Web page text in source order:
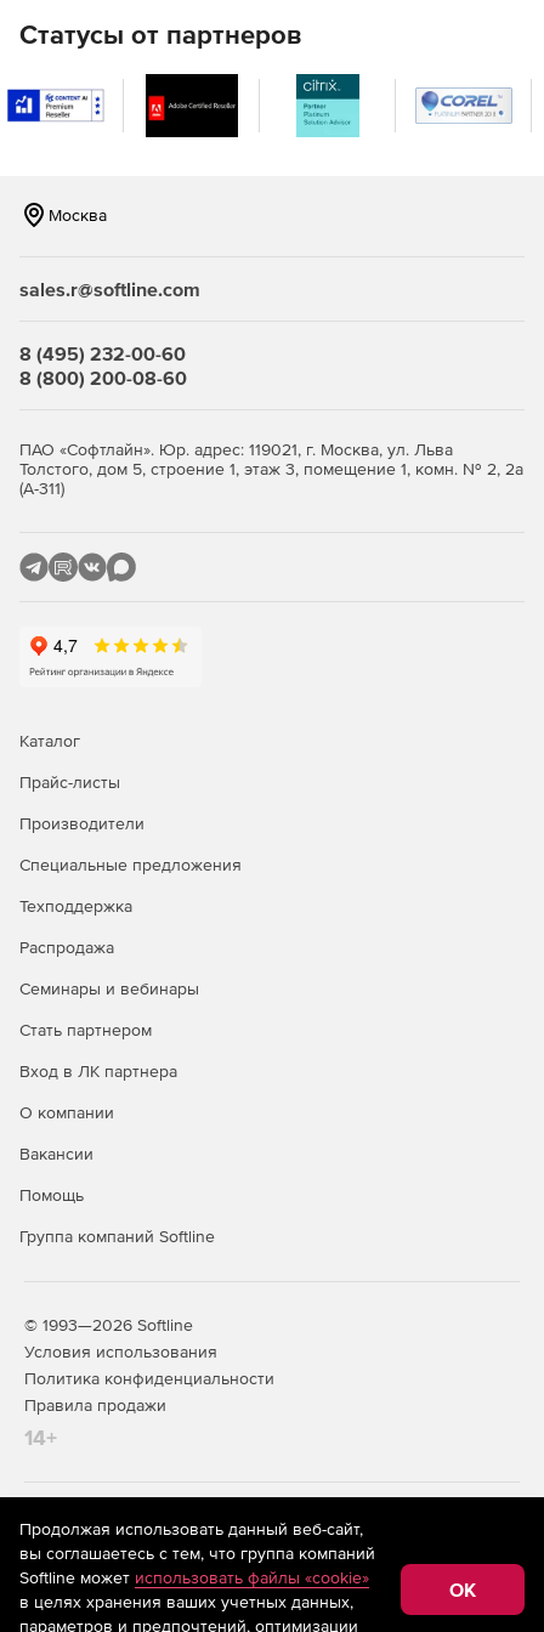
параметров функции контроля учетных записей,
брандмауэра.
Мастер настройки для быстрого начала работы.
неограниченного числа управляемых доменов,
серверов и рабочих станций.
испанском, итальянском, немецком и французском.
Статусы от партнеров
Москва
sales.r@softline.com
8 (495) 232-00-60
8 (800) 200-08-60
ПАО «Софтлайн». Юр. адрес: 119021, г. Москва, ул. Льва
Толстого, дом 5, строение 1, этаж 3, помещение 1, комн. № 2, 2а
(А-311)
Каталог
Прайс-листы
Производители
Специальные предложения
Техподдержка
Распродажа
Семинары и вебинары
Стать партнером
Вход в ЛК партнера
О компании
Вакансии
Помощь
Группа компаний Softline
© 1993—2026 Softline
Условия использования
Политика конфиденциальности
Правила продажи
14+
На информационном ресурсе store.softline.ru применяются
рекомендательные технологии
(информационные технологии
предоставления информации на основе сбора,
систематизации и анализа сведений, относящихся к
предпочтениям пользователей сети «Интернет»,
находящихся на территории Российской Федерации)
Продолжая использовать данный веб-сайт,
вы соглашаетесь с тем, что группа компаний
Softline может использовать файлы «cookie»
в целях хранения ваших учетных данных,
параметров и предпочтений, оптимизации
OK